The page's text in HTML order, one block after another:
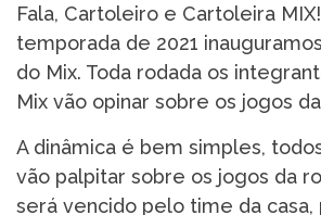
Fala, Cartoleiro e Cartoleira
temporada de 2021
do Mix. Toda rodada os
Mix vão opinar sobre os jogos
A dinâmica é bem simples,
vão palpitar sobre os jogos da
será vencido pelo time da